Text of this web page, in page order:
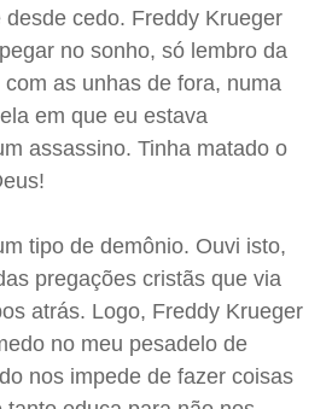
cedo. Freddy Krueger
no sonho, só lembro da
as unhas de fora, numa
em que eu estava
assassino. Tinha matado o
tipo de demônio. Ouvi isto,
pregações cristãs que via
atrás. Logo, Freddy Krueger
no meu pesadelo de
nos impede de fazer coisas